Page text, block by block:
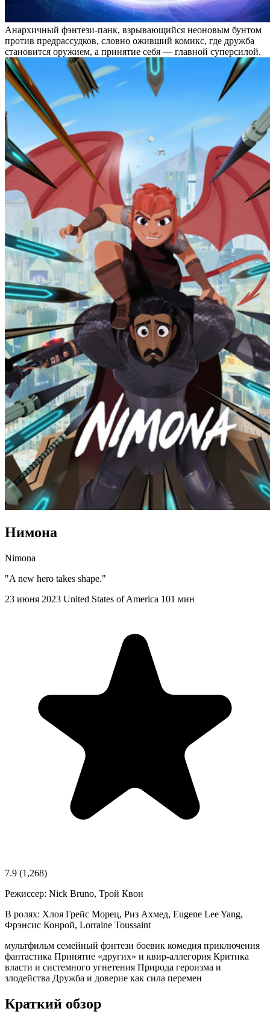
Анархичный фэнтези-панк, взрывающийся неоновым бунтом
против предрассудков, словно оживший комикс, где дружба
становится оружием, а принятие себя — главной суперсилой.
Нимона
Nimona
"A new hero takes shape."
23 июня 2023 United States of America 101 мин
7.9 (1,268)
Режиссер: Nick Bruno, Трой Квон
В ролях: Хлоя Грейс Морец, Риз Ахмед, Eugene Lee Yang,
Фрэнсис Конрой, Lorraine Toussaint
мультфильм семейный фэнтези боевик комедия приключения
фантастика Принятие «других» и квир-аллегория Критика
власти и системного угнетения Природа героизма и
злодейства Дружба и доверие как сила перемен
Краткий обзор